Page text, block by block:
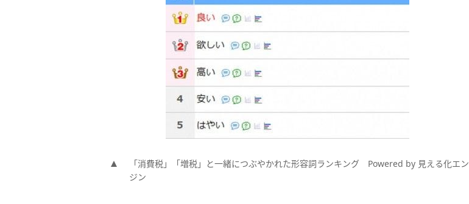
「消費税」「増税」と一緒につぶやかれた形容詞ランキング Powered by 見える化エン
ジン